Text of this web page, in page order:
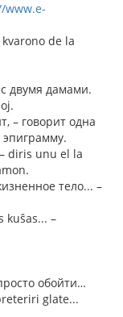
www.e-
de la
двумя дамами.
– говорит одна
diris unu el la
тело... –
kuŝas... –
обойти…
glate...